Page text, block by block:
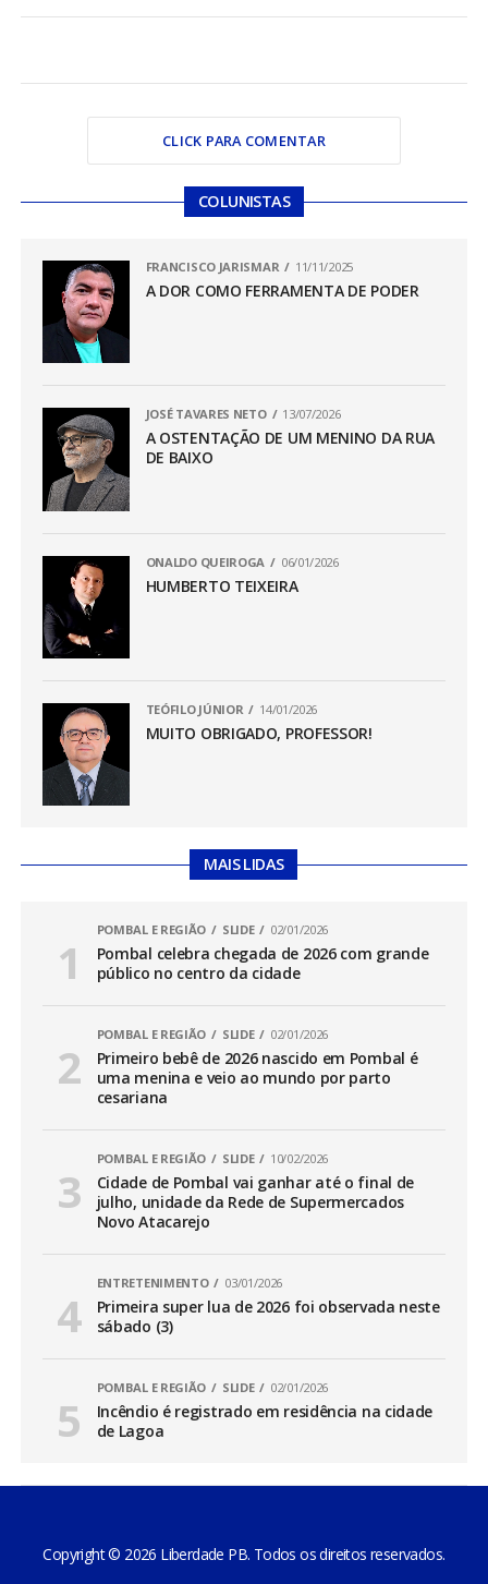
CLICK PARA COMENTAR
COLUNISTAS
FRANCISCO JARISMAR 11/11/2025
A DOR COMO FERRAMENTA DE PODER
JOSÉ TAVARES NETO 13/07/2026
A OSTENTAÇÃO DE UM MENINO DA RUA
DE BAIXO
ONALDO QUEIROGA 06/01/2026
HUMBERTO TEIXEIRA
TEÓFILO JÚNIOR 14/01/2026
MUITO OBRIGADO, PROFESSOR!
MAIS LIDAS
POMBAL E REGIÃO SLIDE 02/01/2026
Pombal celebra chegada de 2026 com grande
público no centro da cidade
POMBAL E REGIÃO SLIDE 02/01/2026
Primeiro bebê de 2026 nascido em Pombal é
uma menina e veio ao mundo por parto
cesariana
POMBAL E REGIÃO SLIDE 10/02/2026
Cidade de Pombal vai ganhar até o final de
julho, unidade da Rede de Supermercados
Novo Atacarejo
ENTRETENIMENTO 03/01/2026
Primeira super lua de 2026 foi observada neste
sábado (3)
POMBAL E REGIÃO SLIDE 02/01/2026
Incêndio é registrado em residência na cidade
de Lagoa
Copyright © 2026 Liberdade PB. Todos os direitos reservados.